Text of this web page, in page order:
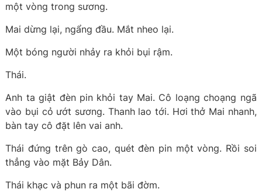
một vòng trong sương.
Mai dừng lại, ngẩng đầu. Mắt nheo lại.
Một bóng người nhảy ra khỏi bụi rậm.
Thái.
Anh ta giật đèn pin khỏi tay Mai. Cô loạng choạng ngã
vào bụi cỏ ướt sương. Thanh lao tới. Hơi thở Mai nhanh,
bàn tay cô đặt lên vai anh.
Thái đứng trên gò cao, quét đèn pin một vòng. Rồi soi
thẳng vào mặt Bảy Dân.
Thái khạc và phun ra một bãi đờm.